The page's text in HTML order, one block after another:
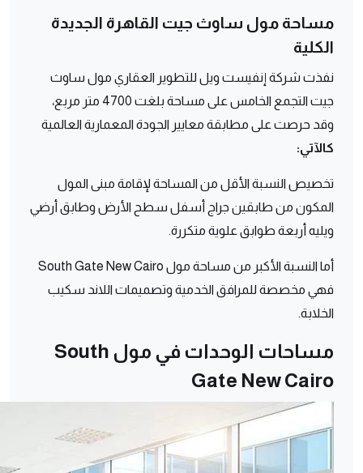
مساحة مول ساوث جيت القاهرة الجديدة
الكلية
نفذت شركة إنفيست ويل للتطوير العقاري مول ساوث
جيت التجمع الخامس على مساحة بلغت 4700 متر مربع،
وقد حرصت على مطابقة معايير الجودة المعمارية العالمية
كالآتي:
تخصيص النسبة الأقل من المساحة لإقامة مبنى المول
المكون من طابقين جراج أسفل سطح الأرض وطابق أرضي
ويليه أربعة طوابق علوية متكررة.
أما النسبة الأكبر من مساحة مول South Gate New Cairo
فهي مخصصة للمرافق الخدمية وتصميمات اللاند سكيب
الخلابة.
مساحات الوحدات في مول South
Gate New Cairo